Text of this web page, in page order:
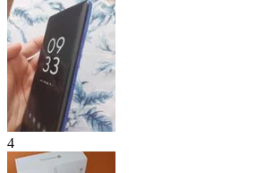
4